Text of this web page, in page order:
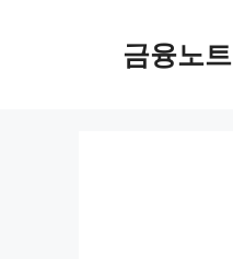
금융노트